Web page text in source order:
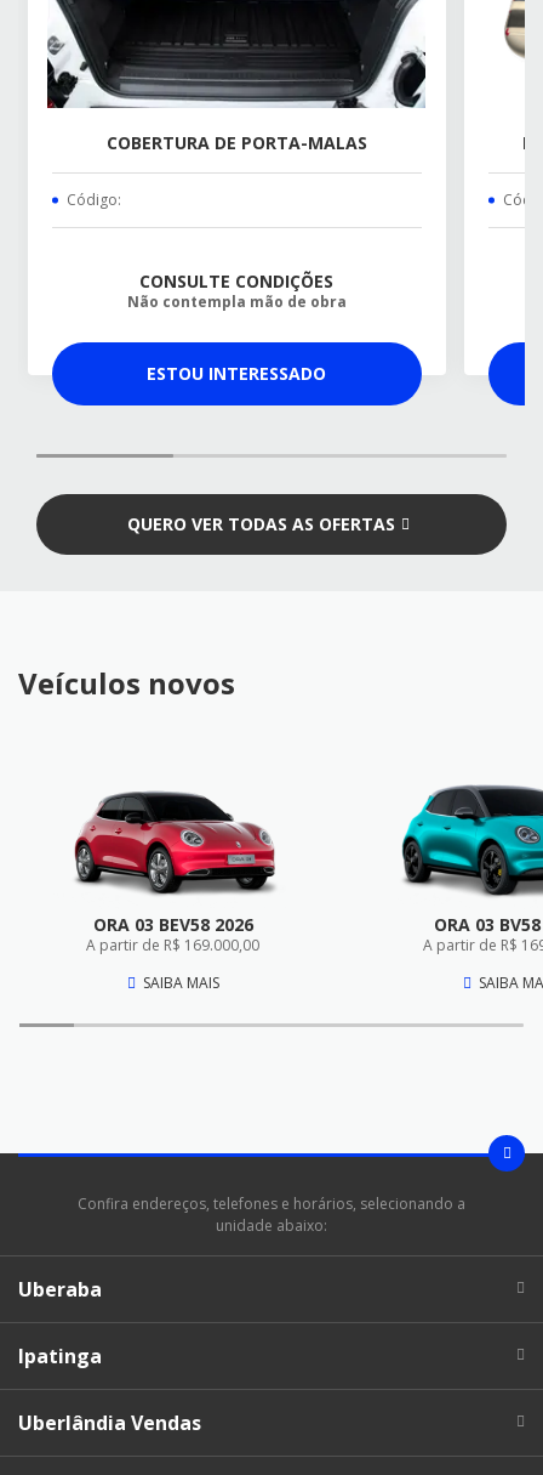
COBERTURA DE PORTA-MALAS
Código:
CONSULTE CONDIÇÕES
Não contempla mão de obra
ESTOU INTERESSADO
QUERO VER TODAS AS OFERTAS
Veículos novos
ORA 03 BEV58 2026
A partir de R$ 169.000,00
SAIBA MAIS
ORA 03
A partir de R$
SAIBA
Confira endereços, telefones e horários, selecionando a
unidade abaixo:
Uberaba
Ipatinga
Uberlândia Vendas